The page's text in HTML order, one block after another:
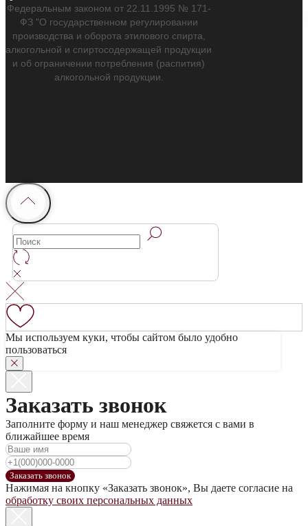
Федеральным законом от 22.11.1995 № 171-
ФЗ "О государственном регулировании
производства и оборота этилового спирта,
алкогольной и спиртосодержащей продукции
и об ограничении потребления (распития)
алкогольной продукции.
Мы используем куки, чтобы сайтом было удобно
пользоваться
Заказать звонок
Заполните форму и наш менеджер свяжется с вами в
ближайшее время
Заказать звонок
Нажимая на кнопку «Заказать звонок», Вы даете согласие на
обработку своих персональных данных